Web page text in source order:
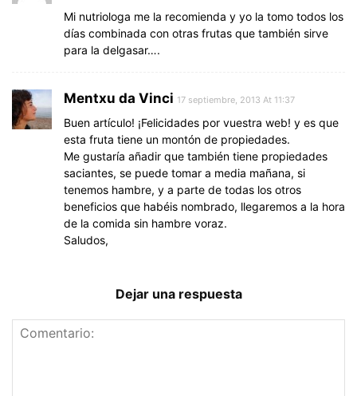
Mi nutriologa me la recomienda y yo la tomo todos los
días combinada con otras frutas que también sirve
para la delgasar….
Mentxu da Vinci 17 septiembre, 2013 At 11:37
Buen artículo! ¡Felicidades por vuestra web! y es que
esta fruta tiene un montón de propiedades.
Me gustaría añadir que también tiene propiedades
saciantes, se puede tomar a media mañana, si
tenemos hambre, y a parte de todas los otros
beneficios que habéis nombrado, llegaremos a la hora
de la comida sin hambre voraz.
Saludos,
Dejar una respuesta